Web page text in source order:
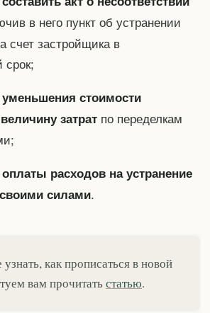
в него пункт об устранении
счет застройщика в
срок;
стоимости
затратпо переделкам
расходов на устранение
силами.
как прописаться в новой
вам прочитатьстатью.